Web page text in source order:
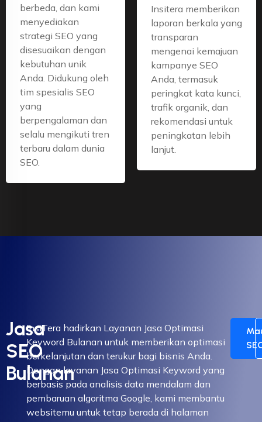
berbeda, dan kami
menyediakan
strategi SEO yang
disesuaikan dengan
kebutuhan unik
Anda. Didukung oleh
tim spesialis SEO
yang
berpengalaman dan
selalu mengikuti tren
terbaru dalam dunia
SEO.
Insitera memberikan
laporan berkala yang
transparan
mengenai kemajuan
kampanye SEO
Anda, termasuk
peringkat kata kunci,
trafik organik, dan
rekomendasi untuk
peningkatan lebih
lanjut.
Jasa
SEO
Bulanan
InsiTera hadirkan Layanan Jasa Optimasi
Keyword Bulanan untuk memberikan optimasi
berkelanjutan dan terukur bagi bisnis Anda.
Dengan layanan Jasa Optimasi Keyword yang
berbasis pada analisis data mendalam dan
pembaruan algoritma Google, kami membantu
websitemu untuk tetap berada di halaman